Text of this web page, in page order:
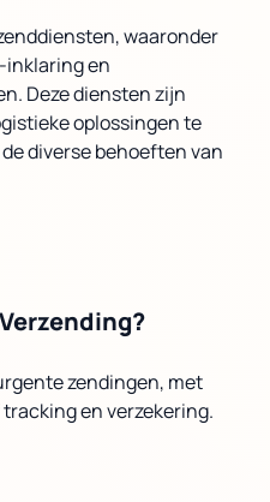
waaronder
en
Deze diensten zijn
oplossingen te
diverse behoeften van
zendingen, met
en verzekering.